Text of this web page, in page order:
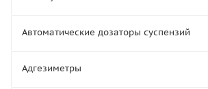
Автоматические дозаторы суспензий
Адгезиметры